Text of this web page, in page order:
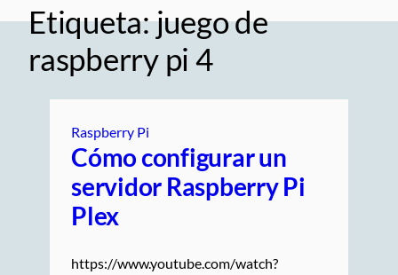
Etiqueta:juego de
raspberry pi 4
Raspberry Pi
Cómo configurar un
servidor Raspberry Pi
Plex
https://www.youtube.com/watch?